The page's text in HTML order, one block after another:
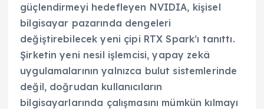
güçlendirmeyi hedefleyen NVIDIA, kişisel
bilgisayar pazarında dengeleri
değiştirebilecek yeni çipi RTX Spark’ı tanıttı.
Şirketin yeni nesil işlemcisi, yapay zekâ
uygulamalarının yalnızca bulut sistemlerinde
değil, doğrudan kullanıcıların
bilgisayarlarında çalışmasını mümkün kılmayı